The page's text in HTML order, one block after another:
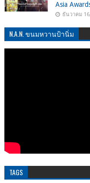
Asia
ธันวาคม
N.A.N. ขนมหวานป้านิ่ม
TAGS